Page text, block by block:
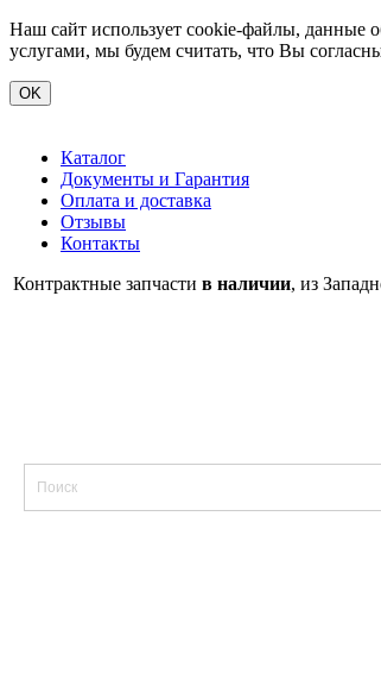
Наш сайт использует cookie-файлы, данные
услугами, мы будем считать, что Вы
OK
Каталог
Документы и Гарантия
Оплата и доставка
Отзывы
Контакты
Контрактные запчасти в наличии, из